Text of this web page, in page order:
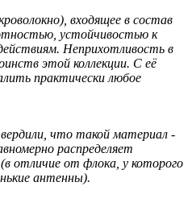
входящее в состав
устойчивостью к
Неприхотливость в
этой коллекции. С её
практически любое
что такой материал -
распределяет
отличие от флока, у которого
антенны).